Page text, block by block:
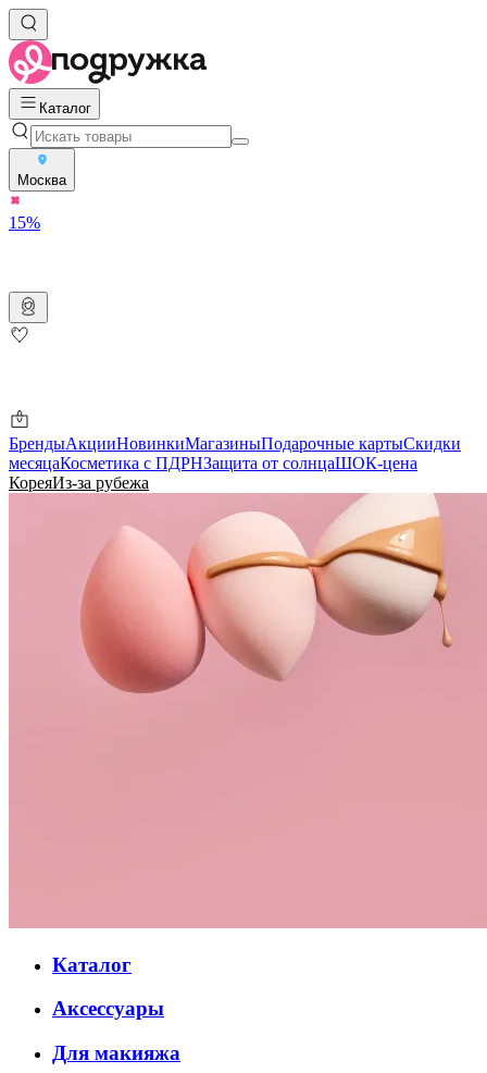
Каталог
Москва
15%
БрендыАкцииНовинкиМагазиныПодарочные картыСкидки
месяцаКосметика с ПДРНЗащита от солнцаШОК-цена
КореяИз-за рубежа
Каталог
Аксессуары
Для макияжа